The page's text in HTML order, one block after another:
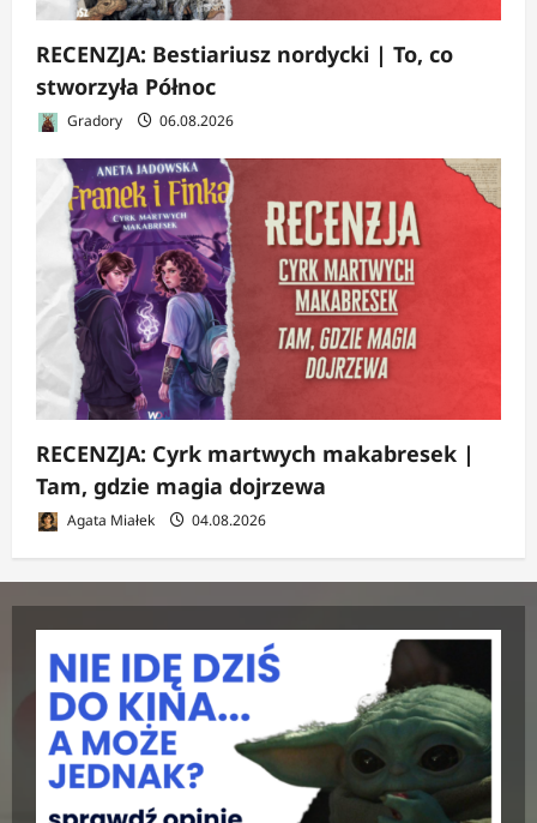
RECENZJA: Bestiariusz nordycki | To, co
stworzyła Północ
Gradory 06.08.2026
RECENZJA: Cyrk martwych makabresek |
Tam, gdzie magia dojrzewa
Agata Miałek 04.08.2026